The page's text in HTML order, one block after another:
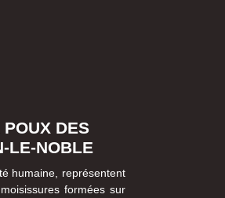
DES
LE-NOBLE
humaine, représentent
formées sur